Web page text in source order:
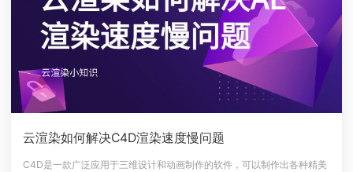
云渲染如何解决C4D渲染速度慢问题
C4D是一款广泛应用于三维设计和动画制作的软件，可以制作出各种精美